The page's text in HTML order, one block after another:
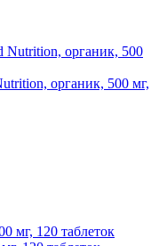
органик, 500 мг,